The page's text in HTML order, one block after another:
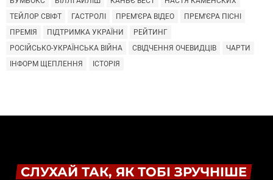
ТЕЙЛОР СВІФТ
ГАСТРОЛІ ПРЕМ'ЄРА ВІДЕО
ПРЕМ'ЄРА ПІСНІ
ПРЕМІЯ
ПІДТРИМКА УКРАЇНИ
РЕЙТИНГ
РОСІЙСЬКО-УКРАЇНСЬКА ВІЙНА
СВІДЧЕННЯ ОЧЕВИДЦІВ
ЧАРТИ
ІНФОРМ ЩЕПЛЕННЯ
ІСТОРІЯ
СЛУХАЙ ТАК, ЯК ТОБІ ЗРУЧНІШЕ